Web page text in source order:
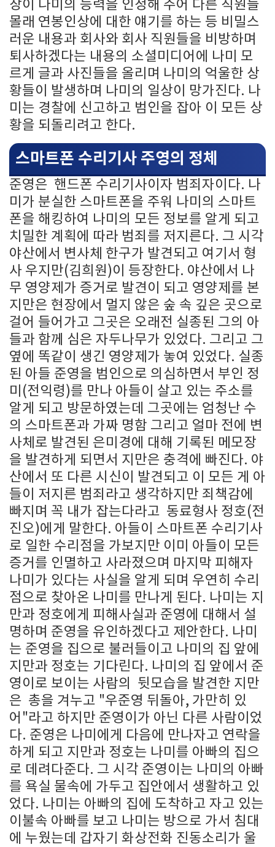
장이 나미의 능력을 인정해 주어 다른 직원들
몰래 연봉인상에 대한 얘기를 하는 등 비밀스
러운 내용과 회사와 회사 직원들을 비방하며
퇴사하겠다는 내용의 소셜미디어에 나미 모
르게 글과 사진들을 올리며 나미의 억울한 상
황들이 발생하며 나미의 일상이 망가진다. 나
미는 경찰에 신고하고 범인을 잡아 이 모든 상
황을 되돌리려고 한다.
스마트폰 수리기사 주영의 정체
준영은 핸드폰 수리기사이자 범죄자이다. 나
미가 분실한 스마트폰을 주워 나미의 스마트
폰을 해킹하여 나미의 모든 정보를 알게 되고
치밀한 계획에 따라 범죄를 저지른다. 그 시각
야산에서 변사체 한구가 발견되고 여기서 형
사 우지만(김희원)이 등장한다. 야산에서 나
무 영양제가 증거로 발견이 되고 영양제를 본
지만은 현장에서 멀지 않은 숲 속 깊은 곳으로
걸어 들어가고 그곳은 오래전 실종된 그의 아
들과 함께 심은 자두나무가 있었다. 그리고 그
옆에 똑같이 생긴 영양제가 놓여 있었다. 실종
된 아들 준영을 범인으로 의심하면서 부인 정
미(전익령)를 만나 아들이 살고 있는 주소를
알게 되고 방문하였는데 그곳에는 엄청난 수
의 스마트폰과 가짜 명함 그리고 얼마 전에 변
사체로 발견된 은미경에 대해 기록된 메모장
을 발견하게 되면서 지만은 충격에 빠진다. 야
산에서 또 다른 시신이 발견되고 이 모든 게 아
들이 저지른 범죄라고 생각하지만 죄책감에
빠지며 꼭 내가 잡는다라고 동료형사 정호(전
진오)에게 말한다. 아들이 스마트폰 수리기사
로 일한 수리점을 가보지만 이미 아들이 모든
증거를 인멸하고 사라졌으며 마지막 피해자
나미가 있다는 사실을 알게 되며 우연히 수리
점으로 찾아온 나미를 만나게 된다. 나미는 지
만과 정호에게 피해사실과 준영에 대해서 설
명하며 준영을 유인하겠다고 제안한다. 나미
는 준영을 집으로 불러들이고 나미의 집 앞에
지만과 정호는 기다린다. 나미의 집 앞에서 준
영이로 보이는 사람의 뒷모습을 발견한 지만
은 총을 겨누고 "우준영 뒤돌아, 가만히 있
어"라고 하지만 준영이가 아닌 다른 사람이었
다. 준영은 나미에게 다음에 만나자고 연락을
하게 되고 지만과 정호는 나미를 아빠의 집으
로 데려다준다. 그 시각 준영이는 나미의 아빠
를 욕실 물속에 가두고 집안에서 생활하고 있
었다. 나미는 아빠의 집에 도착하고 자고 있는
이불속 아빠를 보고 나미는 방으로 가서 침대
에 누웠는데 갑자기 화상전화 진동소리가 울